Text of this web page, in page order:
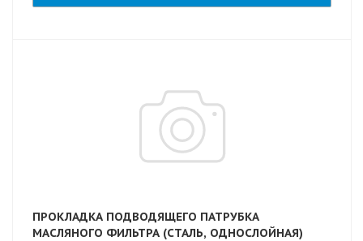
ПРОКЛАДКА ПОДВОДЯЩЕГО ПАТРУБКА
МАСЛЯНОГО ФИЛЬТРА (СТАЛЬ, ОДНОСЛОЙНАЯ)